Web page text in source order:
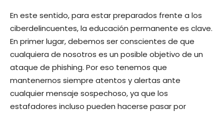
En este sentido, para estar preparados frente a los
ciberdelincuentes, la educación permanente es clave.
En primer lugar, debemos ser conscientes de que
cualquiera de nosotros es un posible objetivo de un
ataque de phishing. Por eso tenemos que
mantenernos siempre atentos y alertas ante
cualquier mensaje sospechoso, ya que los
estafadores incluso pueden hacerse pasar por